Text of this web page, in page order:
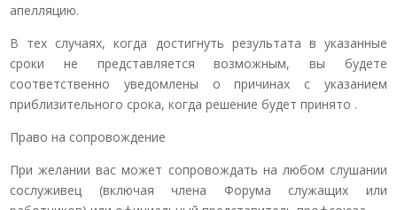
апелляцию.
В тех случаях, когда достигнуть результата в указанные
сроки не представляется возможным, вы будете
соответственно уведомлены о причинах с указанием
приблизительного срока, когда решение будет принято .
Право на сопровождение
При желании вас может сопровождать на любом слушании
сослуживец (включая члена Форума служащих или